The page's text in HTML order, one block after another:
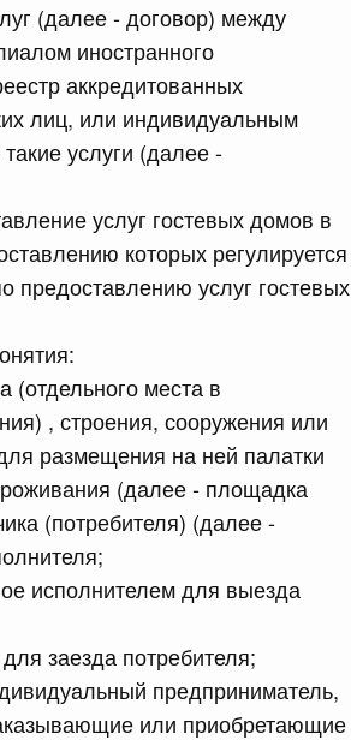
(далее - договор) между
иностранного
аккредитованных
лиц, или индивидуальным
услуги (далее -
услуг гостевых домов в
которых регулируется
услуг гостевых
(отдельного места в
, строения, сооружения или
размещения на ней палатки
(далее - площадка
(потребителя) (далее -
исполнителем для выезда
заезда потребителя;
предприниматель,
или приобретающие
г.
2021